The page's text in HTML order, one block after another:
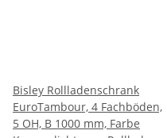
Bisley Rollladenschrank
EuroTambour, 4 Fachböden,
5 OH, B 1000 mm, Farbe